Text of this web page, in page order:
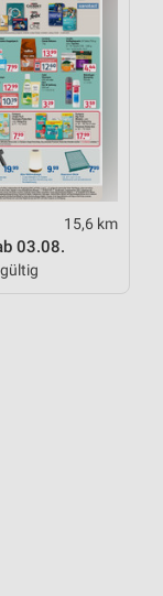
15,6 km
03.08.
von